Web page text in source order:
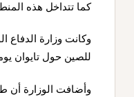
كما تتداخل هذه
للصين حول تايوان